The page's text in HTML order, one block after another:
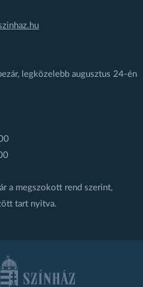
legközelebb augusztus 24-én
a megszokott rend szerint,
tart nyitva.